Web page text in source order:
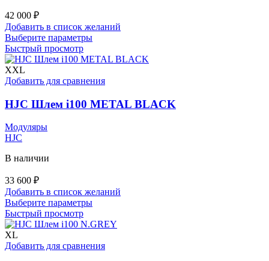
42 000 ₽
Добавить в список желаний
Выберите параметрыЭтот
имеет
вариаций.
можно
выбрать
Быстрый просмотр
XXL
Добавить для сравнения
HJC Шлем i100 METAL BLACK
Модуляры
HJC
В наличии
33 600 ₽
Добавить в список желаний
Выберите параметрыЭтот
имеет
вариаций.
Быстрый просмотр
XL
Добавить для сравнения